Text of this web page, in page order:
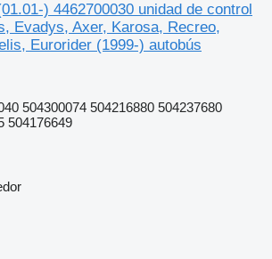
) 4462700030 unidad de control
Evadys, Axer, Karosa, Recreo,
Eurorider (1999-) autobús
504300074 504216880 504237680
504176649